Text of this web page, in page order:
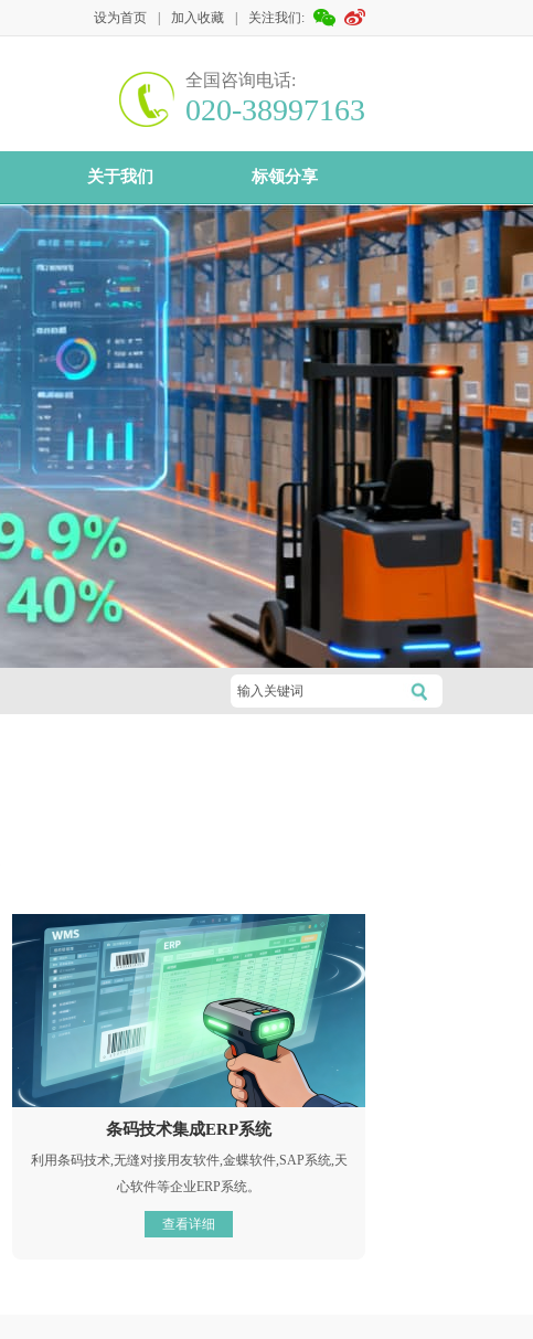
设为首页 加入收藏 关注我们:
全国咨询电话:
020-38997163
关于我们 标领分享
条码技术集成ERP系统
利用条码技术,无缝对接用友软件,金蝶软件,SAP系统,天
心软件等企业ERP系统。
查看详细